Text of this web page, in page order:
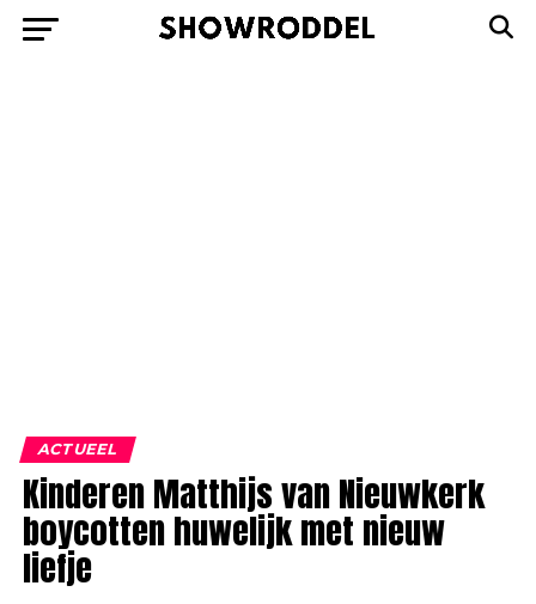
ACTUEEL
Kinderen Matthijs van Nieuwkerk
boycotten huwelijk met nieuw
liefje